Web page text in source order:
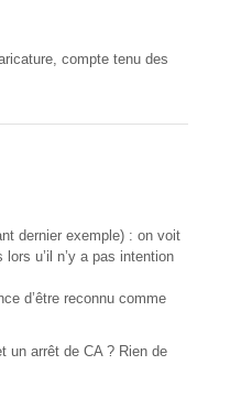
compte tenu des
dernier exemple) : on voit
u’il n’y a pas intention
d’être reconnu comme
un arrêt de CA ? Rien de